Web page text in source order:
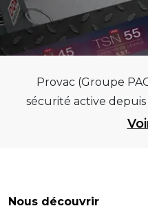
Provac (Groupe
sécurité active depuis
équipements
meilleurs
Nous découvrir